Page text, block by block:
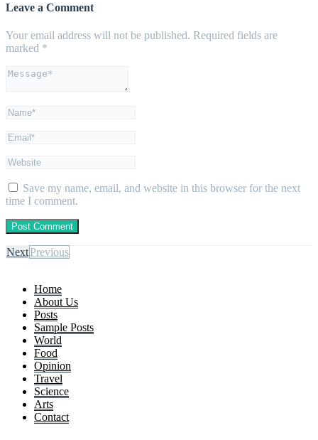
Leave a Comment
Your email address will not be published. Required fields are
marked *
Save my name, email, and website in this browser for the next
time I comment.
NextPrevious
Home
About Us
Posts
Sample Posts
World
Food
Opinion
Travel
Science
Arts
Contact